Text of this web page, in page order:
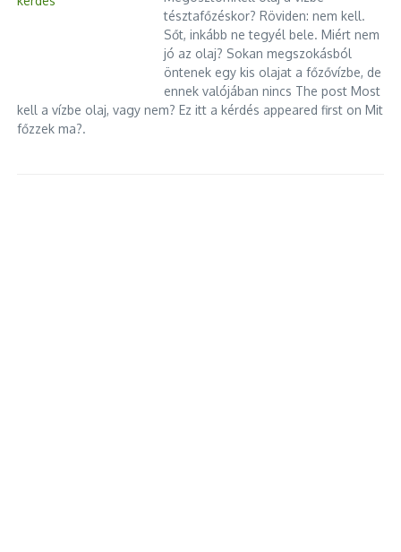
tésztafőzéskor? Röviden: nem kell.
Sőt, inkább ne tegyél bele. Miért nem
jó az olaj? Sokan megszokásból
öntenek egy kis olajat a főzővízbe, de
ennek valójában nincs The post Most
kell a vízbe olaj, vagy nem? Ez itt a kérdés appeared first on Mit
főzzek ma?.